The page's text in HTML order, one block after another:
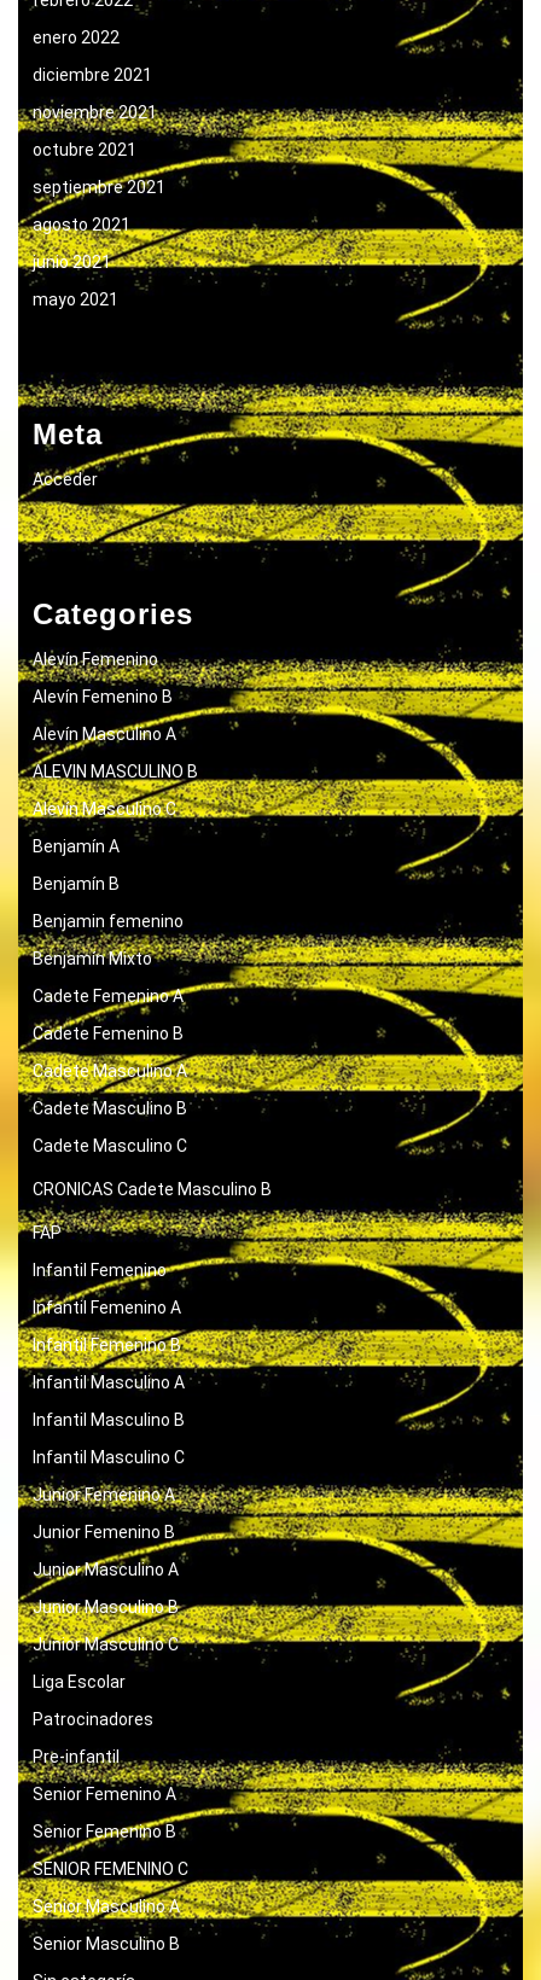
enero 2022
diciembre 2021
noviembre 2021
octubre 2021
septiembre 2021
agosto 2021
junio 2021
mayo 2021
Meta
Acceder
Categories
Alevín Femenino
Alevín Femenino B
Alevín Masculino A
ALEVIN MASCULINO B
Alevín Masculino C
Benjamín A
Benjamín B
Benjamin femenino
Benjamín Mixto
Cadete Femenino A
Cadete Femenino B
Cadete Masculino A
Cadete Masculino B
Cadete Masculino C
CRONICAS Cadete Masculino B
FAP
Infantil Femenino
Infantil Femenino A
Infantil Femenino B
Infantil Masculino A
Infantil Masculino B
Infantil Masculino C
Junior Femenino A
Junior Femenino B
Junior Masculino A
Junior Masculino B
Junior Masculino C
Liga Escolar
Patrocinadores
Pre-infantil
Senior Femenino A
Senior Femenino B
SENIOR FEMENINO C
Senior Masculino A
Senior Masculino B